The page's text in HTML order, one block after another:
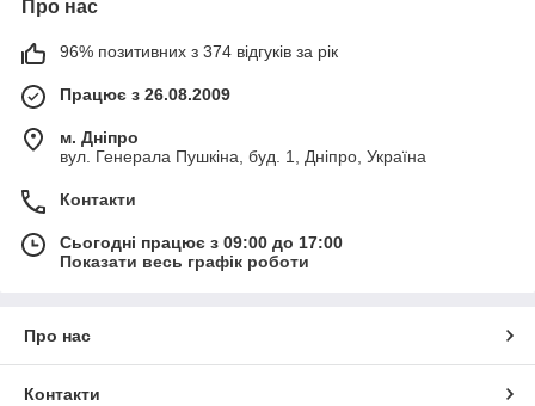
Про нас
96% позитивних з 374 відгуків за рік
Працює з 26.08.2009
м. Дніпро
вул. Генерала Пушкіна, буд. 1, Дніпро, Україна
Контакти
Сьогодні працює з 09:00 до 17:00
Показати весь графік роботи
Про нас
Контакти